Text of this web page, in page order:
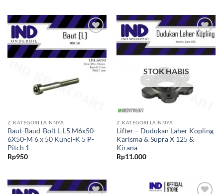
Tambahkan
ke Wishlist
Z. KATEGORI LAINNYA
Baut-Baud-Bolt L-L5 M6x50-
6X50-M 6 x 50 Kunci-K 5 P-
Pitch 1
Rp950
Tambahkan
ke Wishlist
STOK HABIS
Z. KATEGORI LAINNYA
Lifter – Dudukan Laher Kopling
Karisma & Supra X 125 &
Kirana
Rp11.000